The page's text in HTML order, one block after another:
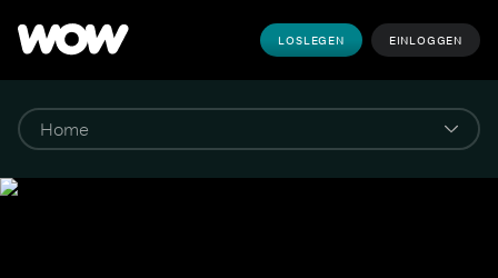
LOSLEGEN EINLOGGEN